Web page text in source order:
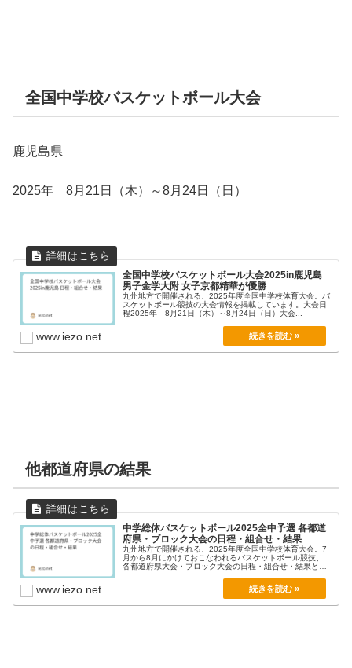
全国中学校バスケットボール大会
鹿児島県
2025年 8月21日（木）～8月24日（日）
全国中学校バスケットボール大会2025in鹿児島
男子金学大附 女子京都精華が優勝
九州地方で開催される、2025年度全国中学校体育大会。バ
スケットボール競技の大会情報を掲載しています。大会日
程2025年 8月21日（木）～8月24日（日）大会...
www.iezo.net
他都道府県の結果
中学総体バスケットボール2025全中予選 各都道
府県・ブロック大会の日程・組合せ・結果
九州地方で開催される、2025年度全国中学校体育大会。7
月から8月にかけておこなわれるバスケットボール競技、
各都道府県大会・ブロック大会の日程・組合せ・結果と
www.iezo.net